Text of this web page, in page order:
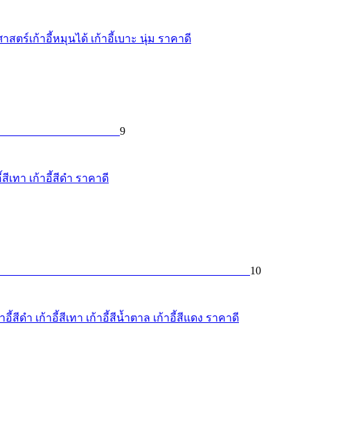
สตร์เก้าอี้หมุนได้ เก้าอี้เบาะ นุ่ม ราคาดี
9
เทา เก้าอี้สีดำ ราคาดี
10
อี้สีดำ เก้าอี้สีเทา เก้าอี้สีน้ำตาล เก้าอี้สีแดง ราคาดี